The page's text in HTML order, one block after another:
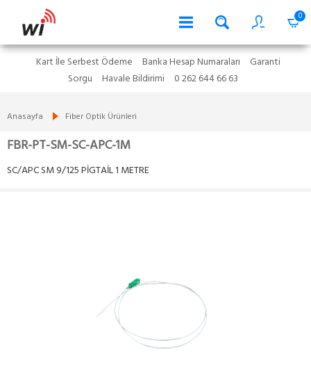
0
Kart İle Serbest Ödeme Banka Hesap Numaraları
Garanti
Sorgu
Havale Bildirimi 0 262 644 66 63
Anasayfa Fiber Optik Ürünleri
FBR-PT-SM-SC-APC-1M
SC/APC SM 9/125 PİGTAİL 1 METRE